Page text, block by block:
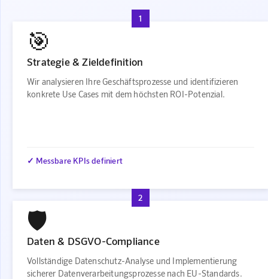
1
🎯
Strategie & Zieldefinition
Wir analysieren Ihre Geschäftsprozesse und identifizieren
konkrete Use Cases mit dem höchsten ROI-Potenzial.
✓ Messbare KPIs definiert
2
🛡️
Daten & DSGVO-Compliance
Vollständige Datenschutz-Analyse und Implementierung
sicherer Datenverarbeitungsprozesse nach EU-Standards.